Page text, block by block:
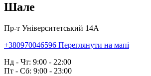
Шале
Пр-т Університетський 14А
+380970046596 Переглянути на мапі
Нд - Чт: 9:00 - 22:00
Пт - Сб: 9:00 - 23:00